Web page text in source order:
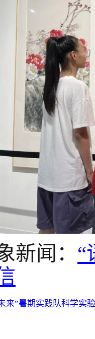
新闻： “
来”暑期实践队科学实